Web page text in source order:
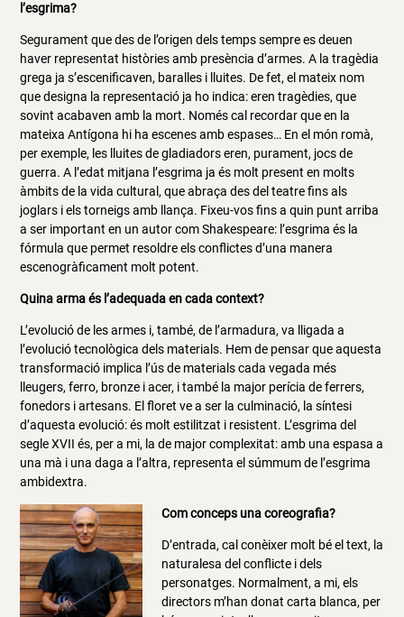
l’esgrima?
Segurament que des de l’origen dels temps sempre es deuen
haver representat històries amb presència d’armes. A la tragèdia
grega ja s’escenificaven, baralles i lluites. De fet, el mateix nom
que designa la representació ja ho indica: eren tragèdies, que
sovint acabaven amb la mort. Només cal recordar que en la
mateixa Antígona hi ha escenes amb espases… En el món romà,
per exemple, les lluites de gladiadors eren, purament, jocs de
guerra. A l’edat mitjana l’esgrima ja és molt present en molts
àmbits de la vida cultural, que abraça des del teatre fins als
joglars i els torneigs amb llança. Fixeu-vos fins a quin punt arriba
a ser important en un autor com Shakespeare: l’esgrima és la
fórmula que permet resoldre els conflictes d’una manera
escenogràficament molt potent.
Quina arma és l’adequada en cada context?
L’evolució de les armes i, també, de l’armadura, va lligada a
l’evolució tecnològica dels materials. Hem de pensar que aquesta
transformació implica l’ús de materials cada vegada més
lleugers, ferro, bronze i acer, i també la major perícia de ferrers,
fonedors i artesans. El floret ve a ser la culminació, la síntesi
d’aquesta evolució: és molt estilitzat i resistent. L’esgrima del
segle XVII és, per a mi, la de major complexitat: amb una espasa a
una mà i una daga a l’altra, representa el súmmum de l’esgrima
ambidextra.
Com conceps una coreografia?
D’entrada, cal conèixer molt bé el text, la
naturalesa del conflicte i dels
personatges. Normalment, a mi, els
directors m’han donat carta blanca, per